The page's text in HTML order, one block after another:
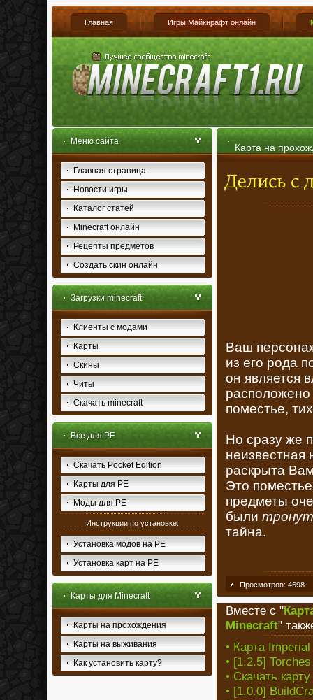
Главная Игры Майкнрафт онлайн
Меню сайта
Главная страница
Новости игры
Каталог статей
Minecraft онлайн
Рецепты предметов
Создать скин онлайн
Загрузки minecraft
Клиенты с модами
Карты
Скины
Читы
Скачать minecraft
Все для PE
Скачать Pocket Edition
Карты для PE
Моды для PE
Инструкции по установке:
Установка модов на PE
Установка карт на PE
Карты для Minecraft
Карты на прохождения
Карты на выживания
Как установить карту?
Карта на
Ваш
из его рода
он является
расположено
поместье,
Но сразу же
неизвестная
раскрыта
Это
предметы
были
тайна.
Просмотров: 4698
Вместе с "
Minecraft"
• Карта
• [1.2.5]
• Скачать
• [1.0.0]